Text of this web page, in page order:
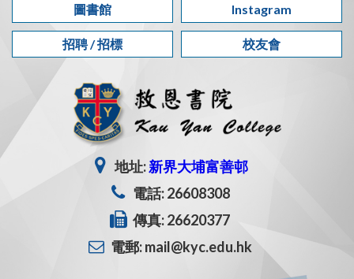
圖書館 Instagram
招聘 / 招標 校友會
地址:新界大埔富善邨
電話: 26608308
傳真: 26620377
電郵: mail@kyc.edu.hk